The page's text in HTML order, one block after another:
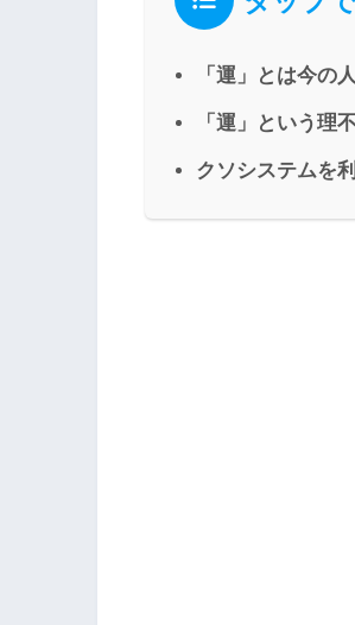
「運」とは今の
「運」という理
クソシステムを